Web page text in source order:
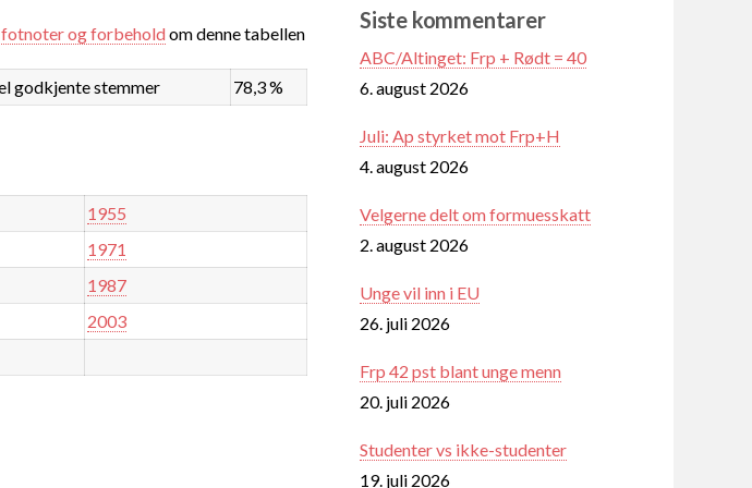
fotnoter og forbeholdom denne tabellen
godkjente stemmer 78,3 %
1955
1971
1987
2003
Siste kommentarer
ABC/Altinget: Frp + Rødt = 40
6. august 2026
Juli: Ap styrket mot Frp+H
4. august 2026
Velgerne delt om formuesskatt
2. august 2026
Unge vil inn i EU
26. juli 2026
Frp 42 pst blant unge menn
20. juli 2026
Studenter vs ikke-studenter
19. juli 2026